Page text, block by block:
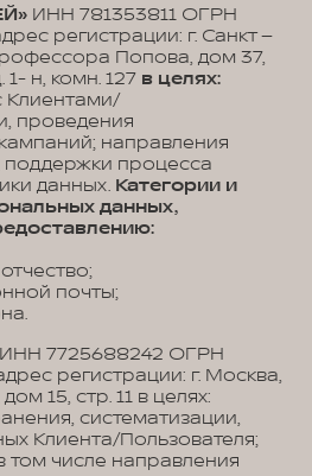
ИНН 781353811 ОГРН
регистрации: г. Санкт –
Попова, дом 37,
н, комн. 127 в целях:
Клиентами/
проведения
направления
поддержки процесса
данных. Категории и
данных,
почты;
ИНН 7725688242 ОГРН
регистрации: г. Москва,
15, стр. 11 в целях:
систематизации,
Клиента/Пользователя;
том числе направления